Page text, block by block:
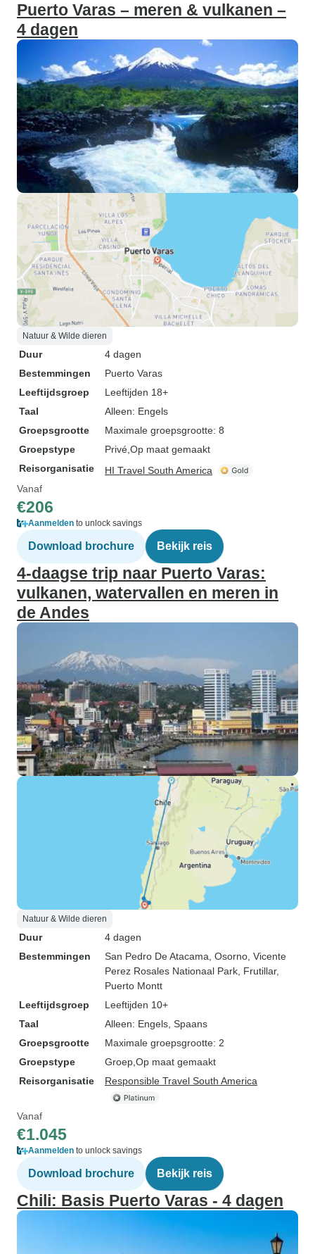
Puerto Varas – meren & vulkanen –
4 dagen
Natuur & Wilde dieren
Duur
4 dagen
Bestemmingen
Puerto Varas
Leeftijdsgroep
Leeftijden 18+
Taal
Alleen: Engels
Groepsgrootte
Maximale groepsgrootte: 8
Groepstype
Privé Op maat gemaakt
Reisorganisatie
HI Travel South America
Vanaf
€206
Aanmelden to unlock savings
Download brochure Bekijk reis
4-daagse trip naar Puerto Varas:
vulkanen, watervallen en meren in
de Andes
Natuur & Wilde dieren
Duur
4 dagen
Bestemmingen
San Pedro De Atacama , Osorno , Vicente
Perez Rosales Nationaal Park , Frutillar,
Puerto Montt
Leeftijdsgroep
Leeftijden 10+
Taal
Alleen: Engels, Spaans
Groepsgrootte
Maximale groepsgrootte: 2
Groepstype
Groep Op maat gemaakt
Reisorganisatie
Responsible Travel South America
Vanaf
€1.045
Aanmelden to unlock savings
Download brochure Bekijk reis
Chili: Basis Puerto Varas - 4 dagen